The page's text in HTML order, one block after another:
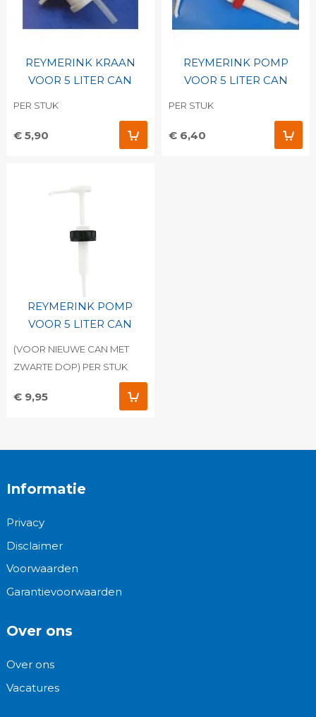
REYMERINK KRAAN
VOOR 5 LITER CAN
PER STUK
€ 5,90
REYMERINK POMP
VOOR 5 LITER CAN
PER STUK
€ 6,40
REYMERINK POMP
VOOR 5 LITER CAN
(VOOR NIEUWE CAN MET
ZWARTE DOP) PER STUK
€ 9,95
Informatie
Privacy
Disclaimer
Voorwaarden
Garantievoorwaarden
Over ons
Over ons
Vacatures